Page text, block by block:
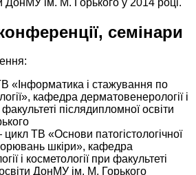
семінари
«Інформатика і стажування по
кафедра дерматовенерології і
післядипломної освіти
ТВ «Основи патогістологічної
шкіри», кафедра
і косметології при факультеті
ДонМУ ім. М. Горького